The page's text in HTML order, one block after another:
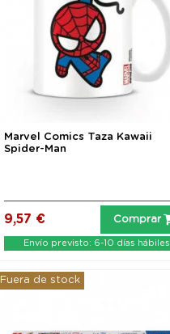
Marvel Comics Taza Kawaii
Spider-Man
9,57 € Comprar
Envío previsto: 6-10 días hábiles
Fuera de stock